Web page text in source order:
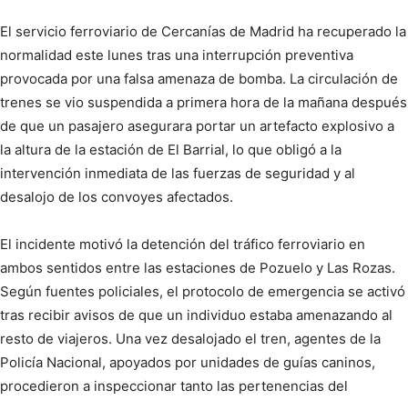
El servicio ferroviario de Cercanías de Madrid ha recuperado la
normalidad este lunes tras una interrupción preventiva
provocada por una falsa amenaza de bomba. La circulación de
trenes se vio suspendida a primera hora de la mañana después
de que un pasajero asegurara portar un artefacto explosivo a
la altura de la estación de El Barrial, lo que obligó a la
intervención inmediata de las fuerzas de seguridad y al
desalojo de los convoyes afectados.
El incidente motivó la detención del tráfico ferroviario en
ambos sentidos entre las estaciones de Pozuelo y Las Rozas.
Según fuentes policiales, el protocolo de emergencia se activó
tras recibir avisos de que un individuo estaba amenazando al
resto de viajeros. Una vez desalojado el tren, agentes de la
Policía Nacional, apoyados por unidades de guías caninos,
procedieron a inspeccionar tanto las pertenencias del